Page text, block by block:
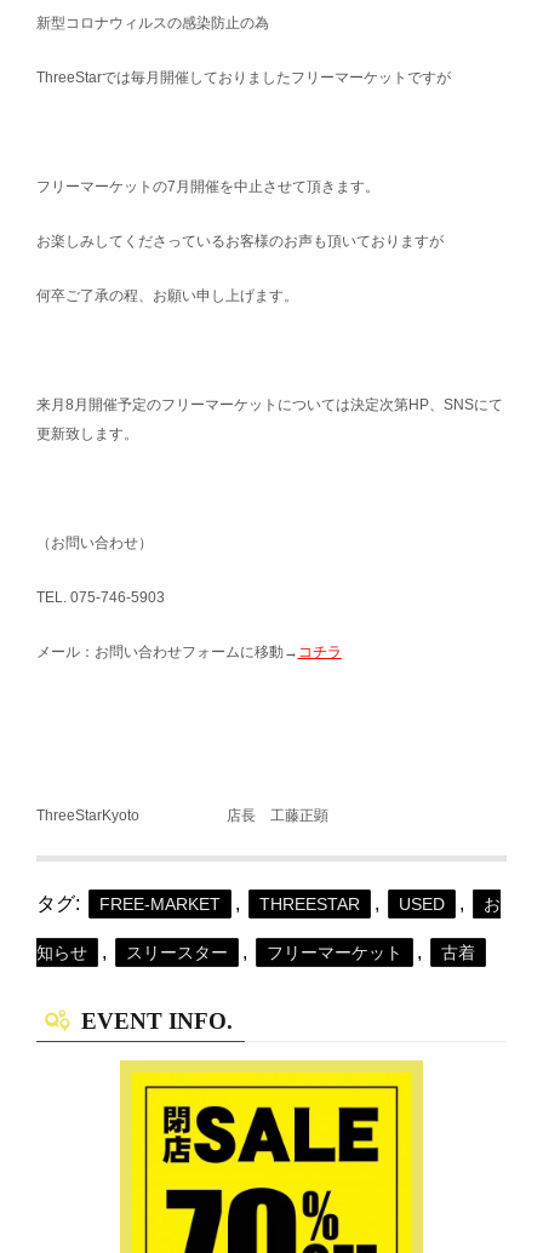
新型コロナウィルスの感染防止の為
ThreeStarでは毎月開催しておりましたフリーマーケットですが
フリーマーケットの7月開催を中止させて頂きます。
お楽しみしてくださっているお客様のお声も頂いておりますが
何卒ご了承の程、お願い申し上げます。
来月8月開催予定のフリーマーケットについては決定次第HP、SNSにて
更新致します。
（お問い合わせ）
TEL. 075-746-5903
メール：お問い合わせフォームに移動→ コチラ
ThreeStarKyoto 店長 工藤正顕
タグ: FREE-MARKET , THREESTAR , USED , お
知らせ , スリースター , フリーマーケット , 古着
EVENT INFO.